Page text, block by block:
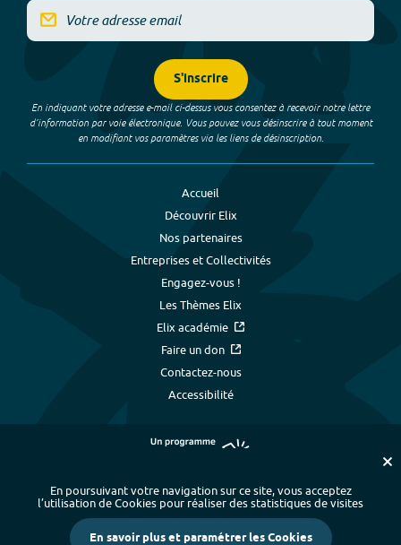
S'inscrire
En indiquant votre adresse e-mail ci-dessus vous consentez à recevoir notre lettre
d’information par voie électronique. Vous pouvez vous désinscrire à tout moment
en modifiant vos paramètres via les liens de désinscription.
Accueil
Découvrir Elix
Nos partenaires
Entreprises et Collectivités
Engagez-vous !
Les Thèmes Elix
Elix académie
Faire un don
Contactez-nous
Accessibilité
Plan du site - Index alphabétique
-
Mentions légales et données personnelles
- Paramétrer les cookies
En poursuivant votre navigation sur ce site, vous acceptez
l’utilisation de Cookies pour réaliser des statistiques de visites
En savoir plus et paramétrer les Cookies